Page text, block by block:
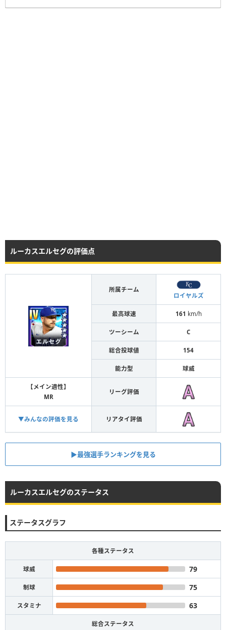
ルーカスエルセグの評価点
所属チーム
ロイヤルズ
最高球速 161 km/h
ツーシーム C
総合投球値 154
能力型 球威
【メイン適性】
MR
リーグ評価
▼みんなの評価を見る リアタイ評価
▶︎最強選手ランキングを見る
ルーカスエルセグのステータス
ステータスグラフ
各種ステータス
球威 79
制球 75
スタミナ 63
総合ステータス